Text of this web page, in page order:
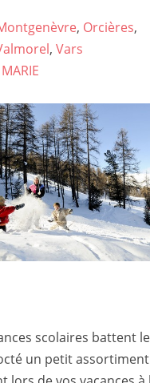
, Orcières,
, Vars
MARIE
scolaires battent
un petit assortiment